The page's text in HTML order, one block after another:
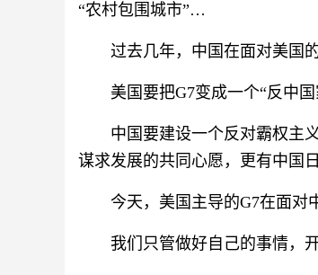
“农村包围城市”…
过去几年，中国在面对美国
美国要把G7变成一个“反中
中国要建设一个反对霸权主
谋求发展的共同心愿，更有中国
今天，美国主导的G7在面对
我们只管做好自己的事情，